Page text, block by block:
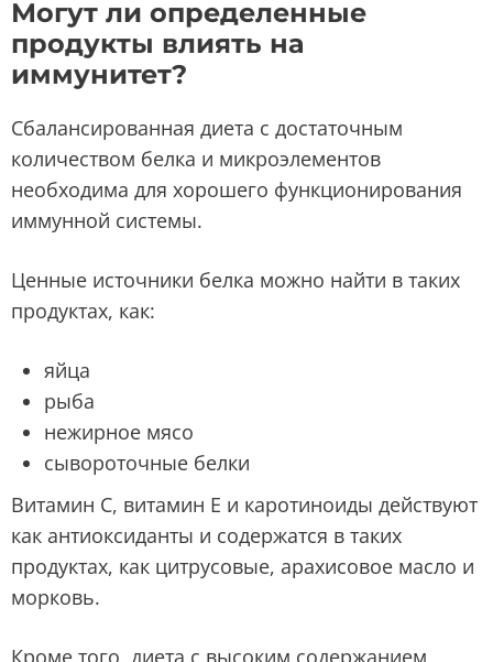
Могут ли определенные
продукты влиять на
иммунитет?
Сбалансированная диета с достаточным
количеством белка и микроэлементов
необходима для хорошего функционирования
иммунной системы.
Ценные источники белка можно найти в таких
продуктах, как:
яйца
рыба
нежирное мясо
сывороточные белки
Витамин С, витамин Е и каротиноиды действуют
как антиоксиданты и содержатся в таких
продуктах, как цитрусовые, арахисовое масло и
морковь.
Кроме того, диета с высоким содержанием